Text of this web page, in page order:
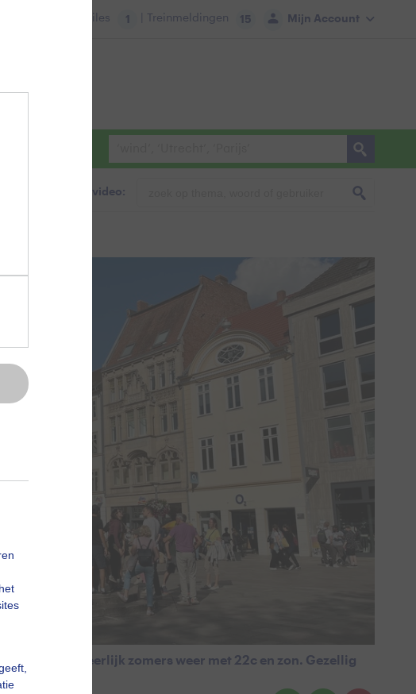
Mijn Account
Files 1 | Treinmeldingen 15
Zoeken in foto & video:
Gottingen. Heerlijk zomers weer met 22c en zon. Gezellig
up